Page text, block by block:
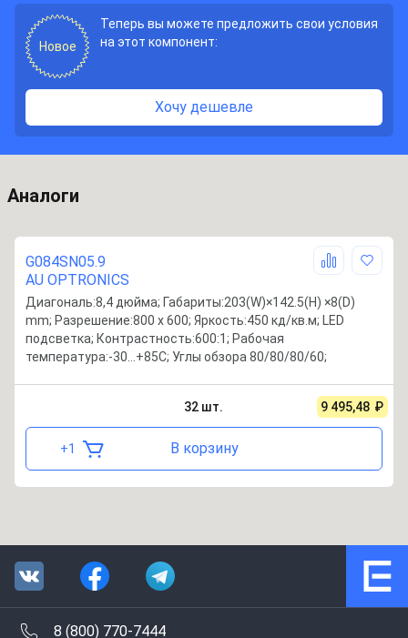
Новое
Теперь вы можете предложить свои условия
на этот компонент:
Хочу дешевле
Аналоги
G084SN05.9
AU OPTRONICS
Диагональ:8,4 дюйма; Габариты:203(W)×142.5(H) ×8(D)
mm; Разрешение:800 x 600; Яркость:450 кд/кв.м; LED
подсветка; Контрастность:600:1; Рабочая
температура:-30…+85С; Углы обзора 80/80/80/60;
32 шт. 9 495,48 ₽
+1 В корзину
8 (800) 770-7444